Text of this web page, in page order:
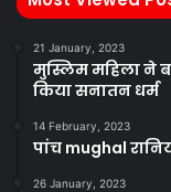
21 January, 2023
मुस्लिम महिला ने
किया सनातन धर्म
14 February, 2023
पांच mughal
26 January, 2023